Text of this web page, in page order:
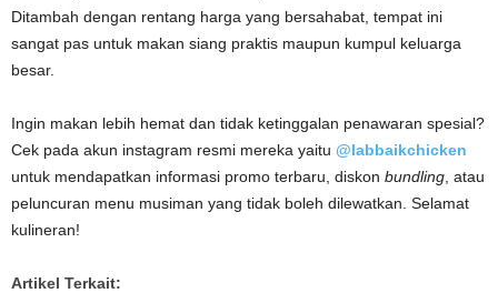
Ditambah dengan rentang harga yang bersahabat, tempat ini
sangat pas untuk makan siang praktis maupun kumpul keluarga
besar.
Ingin makan lebih hemat dan tidak ketinggalan penawaran spesial?
Cek pada akun instagram resmi mereka yaitu @labbaikchicken
untuk mendapatkan informasi promo terbaru, diskon bundling , atau
peluncuran menu musiman yang tidak boleh dilewatkan. Selamat
kulineran!
Artikel Terkait: